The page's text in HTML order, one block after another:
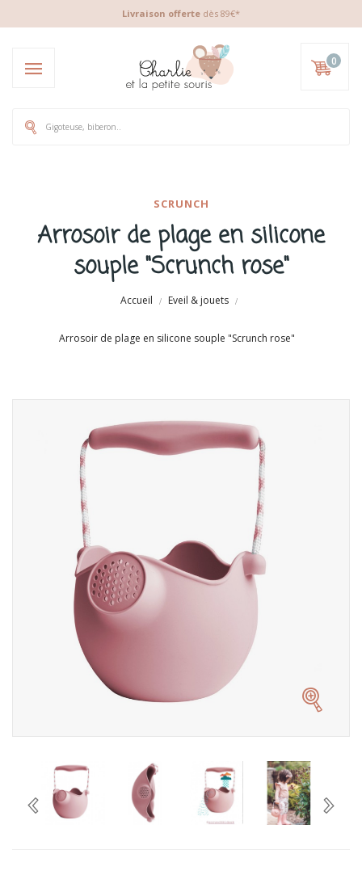
Livraison offerte dès 89€*
0
SCRUNCH
Arrosoir de plage en silicone
souple "Scrunch rose"
Accueil Eveil & jouets
Arrosoir de plage en silicone souple "Scrunch rose"